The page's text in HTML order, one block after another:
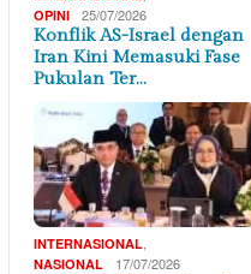
OPINI 25/07/2026
Konflik AS-Israel dengan
Iran Kini Memasuki Fase
Pukulan Ter…
INTERNASIONAL
NASIONAL 17/07/2026